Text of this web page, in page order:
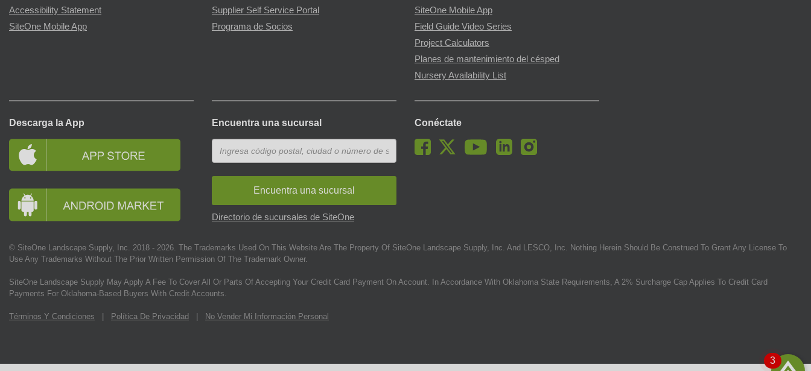
Accessibility Statement
SiteOne Mobile App
Supplier Self Service Portal
Programa de Socios
SiteOne Mobile App
Field Guide Video Series
Project Calculators
Planes de mantenimiento del césped
Nursery Availability List
Descarga la App Encuentra una sucursal
Encuentra una sucursal
Directorio de sucursales de SiteOne
Conéctate
© SiteOne Landscape Supply, Inc. 2018 - 2026. The Trademarks Used On This Website Are The Property Of SiteOne Landscape Supply, Inc. And LESCO, Inc. Nothing Herein Should Be Construed To Grant Any License To
Use Any Trademarks Without The Prior Written Permission Of The Trademark Owner.
SiteOne Landscape Supply May Apply A Fee To Cover All Or Parts Of Accepting Your Credit Card Payment On Account. In Accordance With Oklahoma State Requirements, A 2% Surcharge Cap Applies To Credit Card
Payments For Oklahoma-Based Buyers With Credit Accounts.
Términos Y Condiciones Política De Privacidad No Vender Mi Información Personal
3